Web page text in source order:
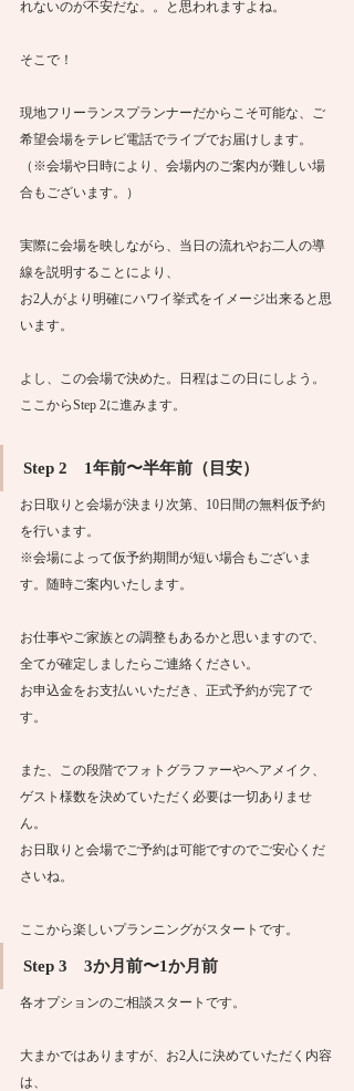
れないのが不安だな。。と思われますよね。
そこで！
現地フリーランスプランナーだからこそ可能な、ご
希望会場をテレビ電話でライブでお届けします。
（※会場や日時により、会場内のご案内が難しい場
合もございます。）
実際に会場を映しながら、当日の流れやお二人の導
線を説明することにより、
お2人がより明確にハワイ挙式をイメージ出来ると思
います。
よし、この会場で決めた。日程はこの日にしよう。
ここからStep 2に進みます。
Step 2　1年前〜半年前（目安）
お日取りと会場が決まり次第、10日間の無料仮予約
を行います。
※会場によって仮予約期間が短い場合もございま
す。随時ご案内いたします。
お仕事やご家族との調整もあるかと思いますので、
全てが確定しましたらご連絡ください。
お申込金をお支払いいただき、正式予約が完了で
す。
また、この段階でフォトグラファーやヘアメイク、
ゲスト様数を決めていただく必要は一切ありませ
ん。
お日取りと会場でご予約は可能ですのでご安心くだ
さいね。
ここから楽しいプランニングがスタートです。
Step 3　3か月前〜1か月前
各オプションのご相談スタートです。
大まかではありますが、お2人に決めていただく内容
は、